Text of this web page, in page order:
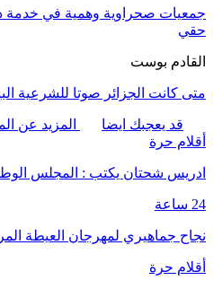
جمعيات صحراوية وهمية في خدمة
حقي
القادم بوست
متى كانت الجزائر صوتا للشرعية
قد يعجبك ايضا
المزيد عن
أقلام حرة
ادريس شحتان يكتب : المجلس
24 ساعة
نجاح جماهيري لمهرجان العيطة
أقلام حرة